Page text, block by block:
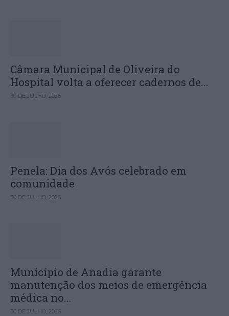
Câmara Municipal de Oliveira do
Hospital volta a oferecer cadernos de...
30 DE JULHO, 2026
Penela: Dia dos Avós celebrado em
comunidade
30 DE JULHO, 2026
Município de Anadia garante
manutenção dos meios de emergência
médica no...
30 DE JULHO, 2026